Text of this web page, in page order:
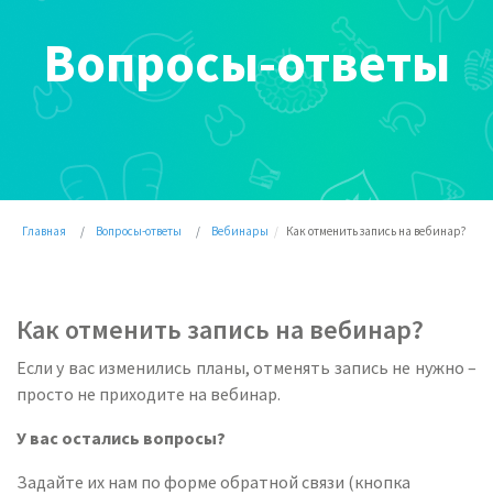
Вопросы-ответы
Главная Вопросы-ответы Вебинары Как отменить запись на вебинар?
Как отменить запись на вебинар?
Если у вас изменились планы, отменять запись не нужно –
просто не приходите на вебинар.
У вас остались вопросы?
Задайте их нам по форме обратной связи (кнопка